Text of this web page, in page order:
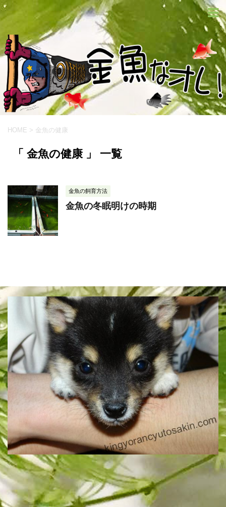
HOME > 金魚の健康
「 金魚の健康 」 一覧
金魚の飼育方法
金魚の冬眠明けの時期